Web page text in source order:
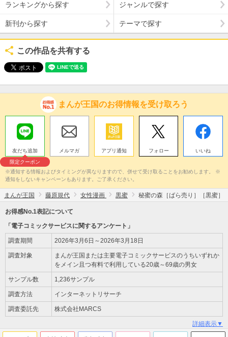
ランキングから探す ジャンルで探す
新刊から探す テーマで探す
この作品を共有する
まんが王国のお得情報を受け取ろう
友だち追加
限定クーポン
メルマガ アプリ通知 フォロー いいね
※通知する情報およびタイミングが異なりますので、併せて受け取ることをお勧めします。 ※
通知をしないキャンペーンもあります。ご了承ください。
まんが王国 藤原規代 女性漫画 黒蜜 秘蜜の森［ばら売り］［黒蜜］
お得感No.1表記について
「電子コミックサービスに関するアンケート」
調査期間 2026年3月6日～2026年3月18日
調査対象
まんが王国または主要電子コミックサービスのうちいずれか
をメイン且つ有料で利用している20歳～69歳の男女
サンプル数 1,236サンプル
調査方法 インターネットリサーチ
調査委託先 株式会社MARCS
詳細表示▼